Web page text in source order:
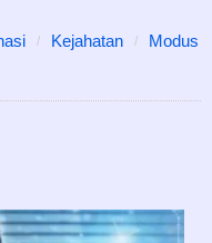
Kejahatan
Modus